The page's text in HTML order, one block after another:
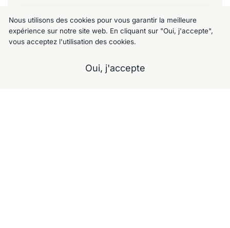
Chaussée de Charleroi 125, 1060 Saint-
Gilles
+32 477 09 49 80
Nous utilisons des cookies pour vous garantir la meilleure
expérience sur notre site web. En cliquant sur "Oui, j'accepte",
vous acceptez l'utilisation des cookies.
Oui, j'accepte